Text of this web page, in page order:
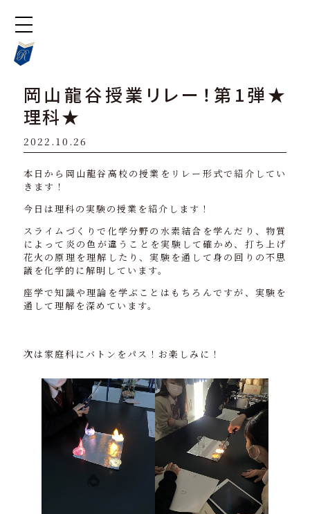
岡山龍谷授業リレー！第1弾★
理科★
2022.10.26
本日から岡山龍谷高校の授業をリレー形式で紹介してい
きます！
今日は理科の実験の授業を紹介します！
スライムづくりで化学分野の水素結合を学んだり、物質
によって炎の色が違うことを実験して確かめ、打ち上げ
花火の原理を理解したり、実験を通して身の回りの不思
議を化学的に解明しています。
座学で知識や理論を学ぶことはもちろんですが、実験を
通して理解を深めています。
次は家庭科にバトンをパス！お楽しみに！